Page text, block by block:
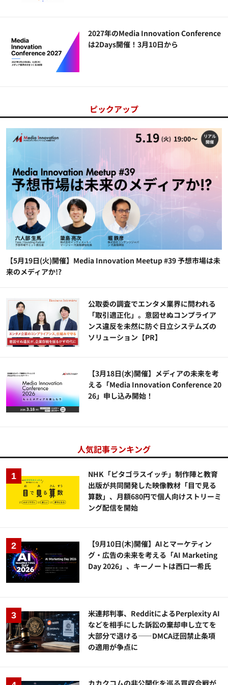
2027年のMedia Innovation Conference
は2Days開催！3月10日から
ピックアップ
【5月19日(火)開催】Media Innovation Meetup #39 予想市場は未
来のメディアか!?
公​​取委の調査でエンタメ業界に問われる
「取引適正化」。意図せぬコンプライア
ンス違反を未然に防ぐ日立システムズの
ソリューション​【PR】
【3月18日(水)開催】メディアの未来を考
える「Media Innovation Conference 20
26」申し込み開始！
人気記事ランキング
NHK「ピタゴラスイッチ」制作陣と教育
出版が共同開発した映像教材「目で見る
算数」、月額680円で個人向けストリーミ
ング配信を開始
【9月10日(木)開催】AIとマーケティン
グ・広告の未来を考える「AI Marketing
Day 2026」、キーノートは西口一希氏
米連邦判事、RedditによるPerplexity AI
などを相手にした訴訟の棄却申し立てを
大部分で退ける——DMCA迂回禁止条項
の適用が争点に
カカクコムの非公開化を巡る買収合戦が